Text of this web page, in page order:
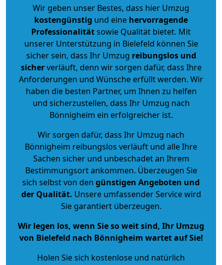
Wir geben unser Bestes, dass hier Umzug
kostengünstig und eine hervorragende
Professionalitätsowie Qualität bietet. Mit
unserer Unterstützung in Bielefeld können Sie
sicher sein, dass Ihr Umzug reibungslos und
sicherverläuft, denn wir sorgen dafür, dass Ihre
Anforderungen und Wünsche erfüllt werden. Wir
haben die besten Partner, um Ihnen zu helfen
und sicherzustellen, dass Ihr Umzug nach
Bönnigheim ein erfolgreicher ist.
Wir sorgen dafür, dass Ihr Umzug nach
Bönnigheim reibungslos verläuft und alle Ihre
Sachen sicher und unbeschadet an Ihrem
Bestimmungsort ankommen. Überzeugen Sie
sich selbst von den günstigen Angeboten und
der Qualität. Unsere umfassender Service wird
Sie garantiert überzeugen.
Wir legen los, wenn Sie so weit sind, Ihr Umzug
von Bielefeld nach Bönnigheim wartet auf Sie!
Holen Sie sich kostenlose und natürlich